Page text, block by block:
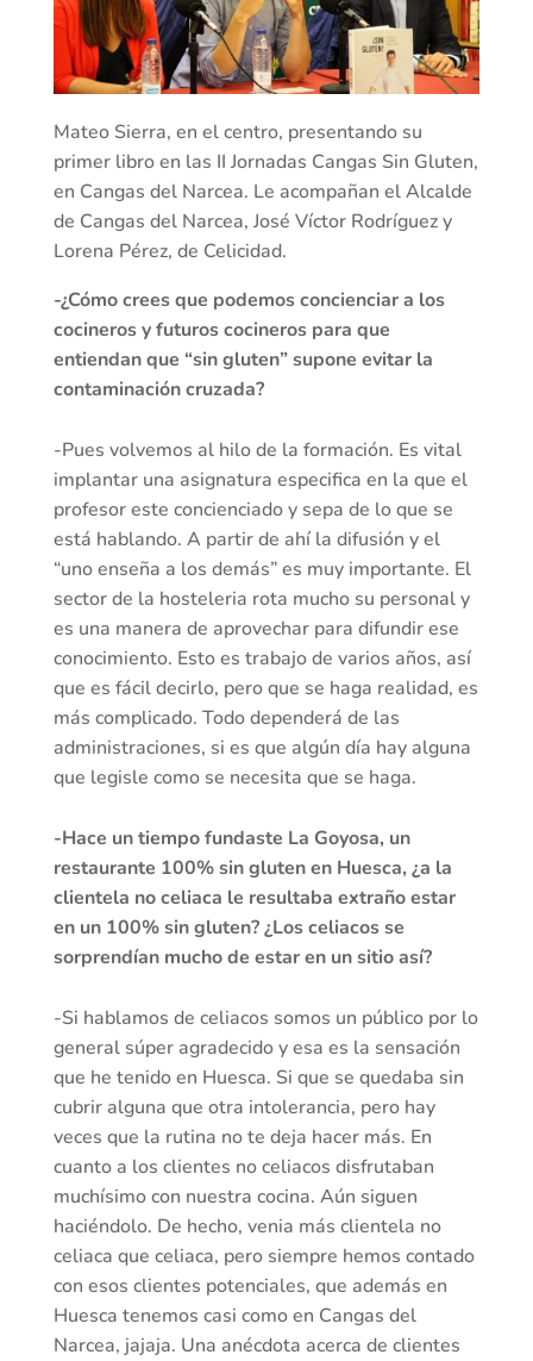
Mateo Sierra, en el centro, presentando su
primer libro en las II Jornadas Cangas Sin Gluten,
en Cangas del Narcea. Le acompañan el Alcalde
de Cangas del Narcea, José Víctor Rodríguez y
Lorena Pérez, de Celicidad.
-¿Cómo crees que podemos concienciar a los
cocineros y futuros cocineros para que
entiendan que “sin gluten” supone evitar la
contaminación cruzada?
-Pues volvemos al hilo de la formación. Es vital
implantar una asignatura especifica en la que el
profesor este concienciado y sepa de lo que se
está hablando. A partir de ahí la difusión y el
“uno enseña a los demás” es muy importante. El
sector de la hosteleria rota mucho su personal y
es una manera de aprovechar para difundir ese
conocimiento. Esto es trabajo de varios años, así
que es fácil decirlo, pero que se haga realidad, es
más complicado. Todo dependerá de las
administraciones, si es que algún día hay alguna
que legisle como se necesita que se haga.
-Hace un tiempo fundaste La Goyosa, un
restaurante 100% sin gluten en Huesca, ¿a la
clientela no celiaca le resultaba extraño estar
en un 100% sin gluten? ¿Los celiacos se
sorprendían mucho de estar en un sitio así?
-Si hablamos de celiacos somos un público por lo
general súper agradecido y esa es la sensación
que he tenido en Huesca. Si que se quedaba sin
cubrir alguna que otra intolerancia, pero hay
veces que la rutina no te deja hacer más. En
cuanto a los clientes no celiacos disfrutaban
muchísimo con nuestra cocina. Aún siguen
haciéndolo. De hecho, venia más clientela no
celiaca que celiaca, pero siempre hemos contado
con esos clientes potenciales, que además en
Huesca tenemos casi como en Cangas del
Narcea, jajaja. Una anécdota acerca de clientes